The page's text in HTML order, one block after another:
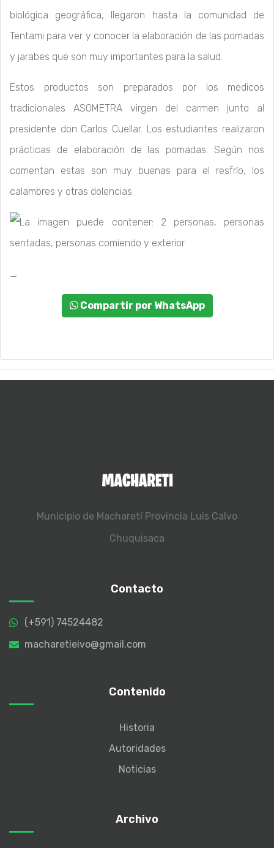
biológica geográfica, llegaron hasta la comunidad de
Tentami para ver y conocer la elaboración de las pomadas
y jarabes que son muy importantes para la salud.
Estos productos son preparados por los medicos
tradicionales ASOMETRA virgen del carmen junto al
presidente don Carlos Cuellar. Los estudiantes realizaron
prácticas de elaboración de las pomadas. Según nos
comentan estas son muy buenas para el resfrío, los
calambres y otras dolencias.
_
Compartir por WhatsApp
Municipio de Macharetí Provincia Luis Calvo
Chuquisaca
Contacto
(+591) 74524482
macharetieivo@gmail.com
Contenido
Historia
Autoridades
Noticias
Archivo